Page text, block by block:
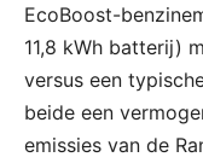
EcoBoost-
11,8 kWh batterij)
versus een
beide een
emissies van de